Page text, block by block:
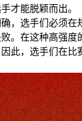
才能脱颖而出。
，选手们必须
。在这种高强
此，选手们在